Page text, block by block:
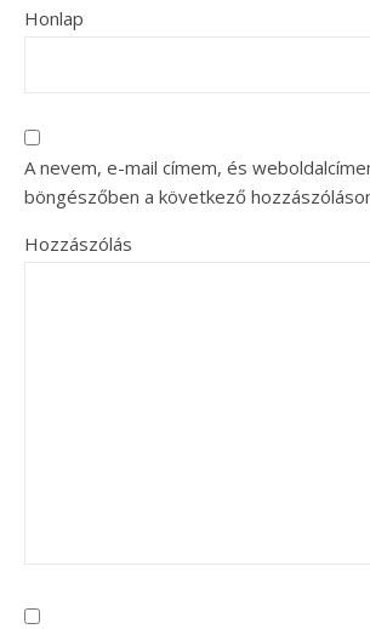
Honlap
A nevem, e-mail címem, és
böngészőben a következő
Hozzászólás